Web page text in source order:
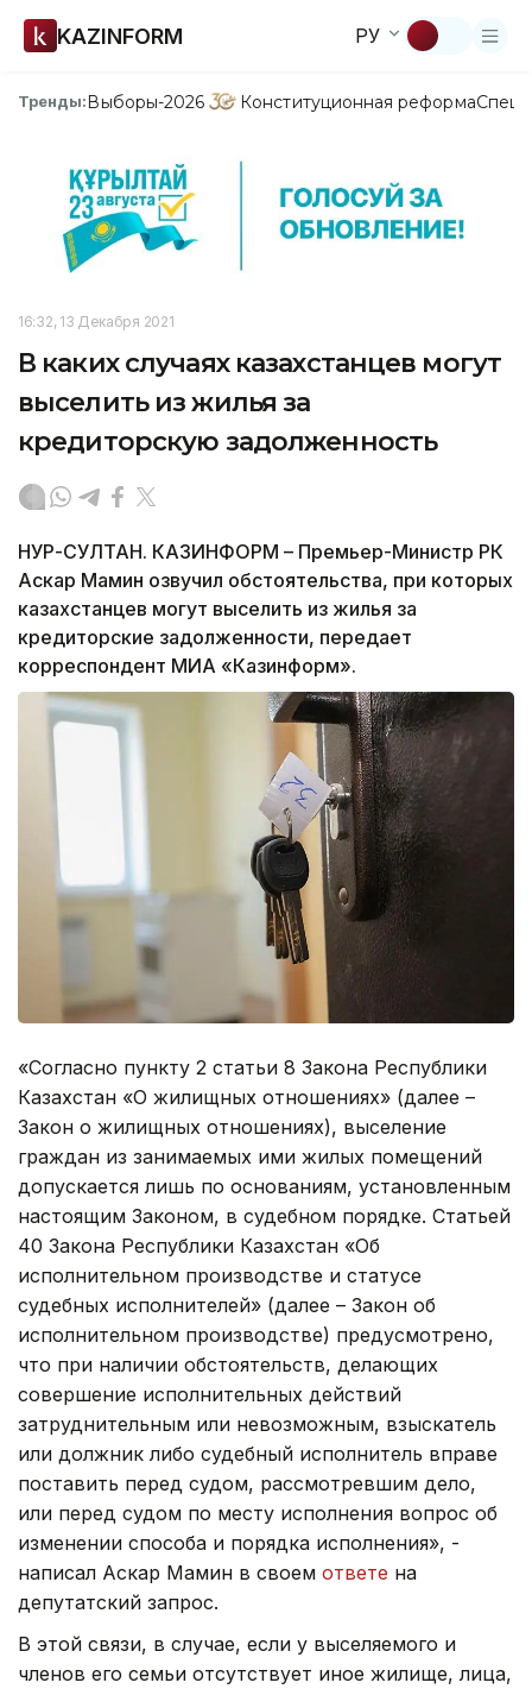
KAZINFORM РУ
Тренды:Выборы-2026 Конституционная реформа
16:32, 13 Декабря 2021
В каких случаях казахстанцев могут
выселить из жилья за
кредиторскую задолженность
НУР-СУЛТАН. КАЗИНФОРМ – Премьер-Министр РК
Аскар Мамин озвучил обстоятельства, при которых
казахстанцев могут выселить из жилья за
кредиторские задолженности, передает
корреспондент МИА «Казинформ».
«Согласно пункту 2 статьи 8 Закона Республики
Казахстан «О жилищных отношениях» (далее –
Закон о жилищных отношениях), выселение
граждан из занимаемых ими жилых помещений
допускается лишь по основаниям, установленным
настоящим Законом, в судебном порядке. Статьей
40 Закона Республики Казахстан «Об
исполнительном производстве и статусе
судебных исполнителей» (далее – Закон об
исполнительном производстве) предусмотрено,
что при наличии обстоятельств, делающих
совершение исполнительных действий
затруднительным или невозможным, взыскатель
или должник либо судебный исполнитель вправе
поставить перед судом, рассмотревшим дело,
или перед судом по месту исполнения вопрос об
изменении способа и порядка исполнения», -
написал Аскар Мамин в своем ответе на
депутатский запрос.
В этой связи, в случае, если у выселяемого и
членов его семьи отсутствует иное жилище, лица,